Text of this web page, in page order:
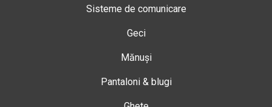
Sisteme de comunicare
Geci
Mănuși
Pantaloni & blugi